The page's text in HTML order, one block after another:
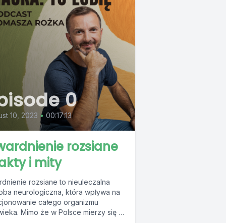
0
10, 2023 • 00:17:13
rozsiane
i mity
rozsiane to nieuleczalna
neurologiczna, która wpływa na
całego organizmu
Mimo że w Polsce mierzy się z